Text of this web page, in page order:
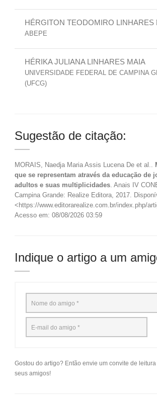
HÉRGITON TEODOMIRO LINHARES
ABEPE
HÉRIKA JULIANA LINHARES MAIA
UNIVERSIDADE FEDERAL DE CAMPINA
(UFCG)
Sugestão de citação:
MORAIS, Naedja Maria Assis Lucena De et al..
que se representam através da educação de
adultos e suas multiplicidades. Anais IV
Campina Grande: Realize Editora, 2017.
<https://www.editorarealize.com.br/index.php/
Acesso em: 08/08/2026 03:59
Indique o artigo a um
Gostou do artigo? Então envie um convite de
seus amigos!